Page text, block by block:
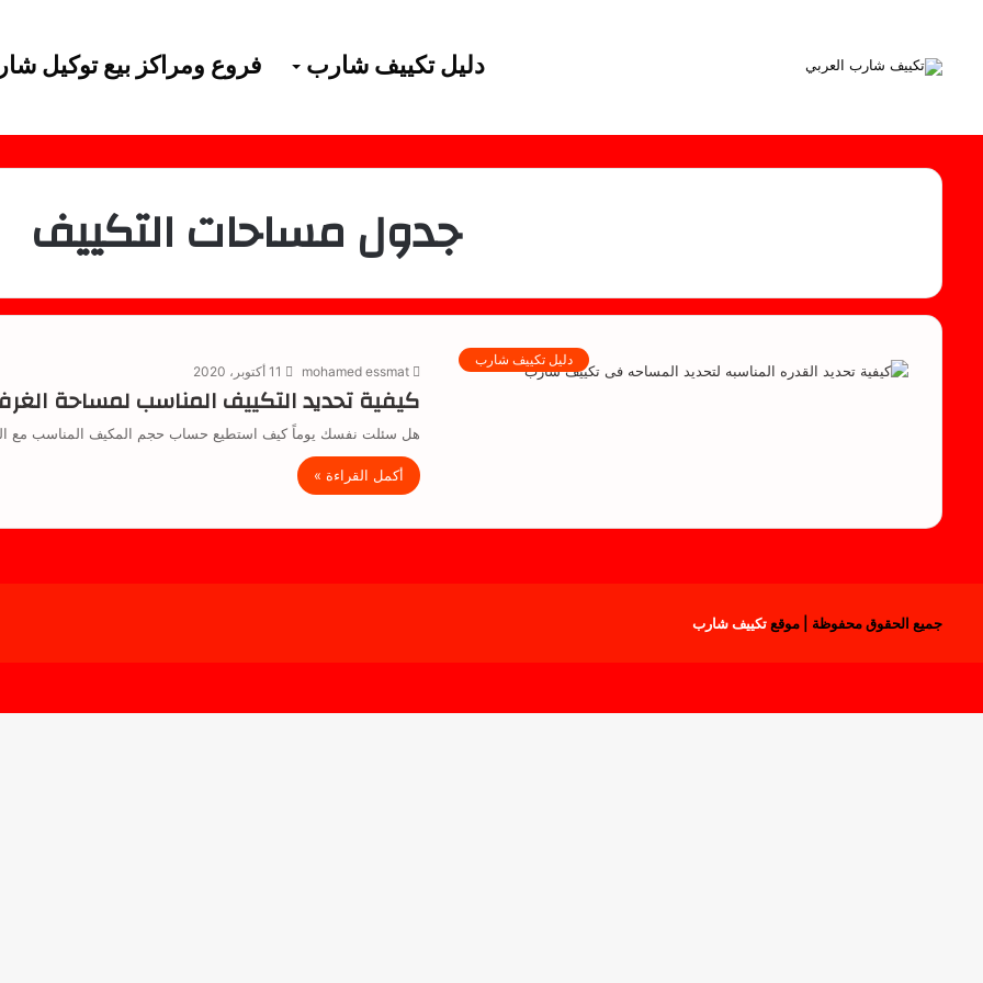
دليل تكييف شارب فروع ومراكز بيع توكيل
جدول مساحات التكييف
دليل تكييف شارب
mohamed essmat 11 أكتوبر، 2020
كيفية تحديد التكييف المناسب لمساحة
هل سئلت نفسك يوماً كيف استطيع حساب حجم المكيف المناسب مع
أكمل القراءة »
جميع الحقوق محفوظة | موقع تكييف شارب